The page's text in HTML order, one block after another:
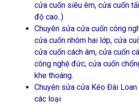
cửa cuốn siêu êm, cửa cuốn
độ cao..)
Chuyên sửa cửa cuốn công
cửa cuốn nhôm hai lớp, cửa
cửa cuốn cách âm, cửa cuốn
công nghệ đức, cửa cuốn
khe thoáng.
Chuyên sửa cửa Kéo Đài
các loại